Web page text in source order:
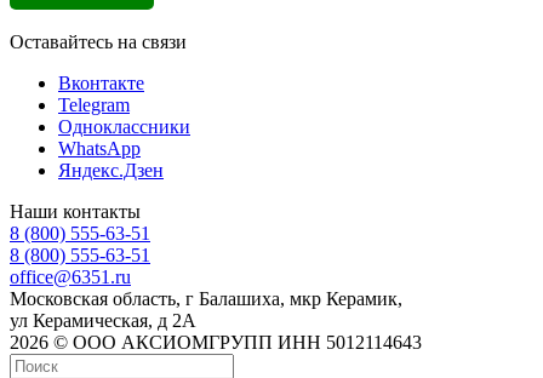
Оставайтесь на связи
Вконтакте
Telegram
Одноклассники
WhatsApp
Яндекс.Дзен
Наши контакты
8 (800) 555-63-51
8 (800) 555-63-51
office@6351.ru
Московская область, г Балашиха, мкр Керамик,
ул Керамическая, д 2А
2026 © ООО АКСИОМГРУПП ИНН 5012114643